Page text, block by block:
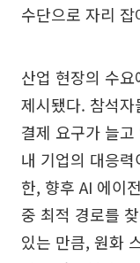
수단으로 자리
산업 현장의 수
제시됐다. 참석
결제 요구가 늘
내 기업의 대응
한, 향후 AI 에이
중 최적 경로를
있는 만큼, 원화